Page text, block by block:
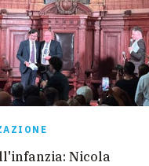
Nicola